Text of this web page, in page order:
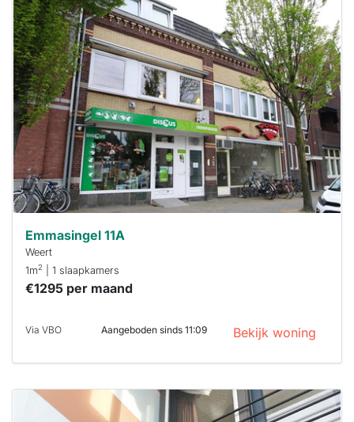
Deze woning
is
waarschijnlijk
al verhuurd
Om kans te
maken moet je
binnen 15
minuten
reageren.
Stekkies helpt
je hierbij!
Emmasingel 11A
Weert
1m2 | 1 slaapkamers
€1295 per maand
Via VBO Aangeboden sinds 11:09 Bekijk woning
Deze woning